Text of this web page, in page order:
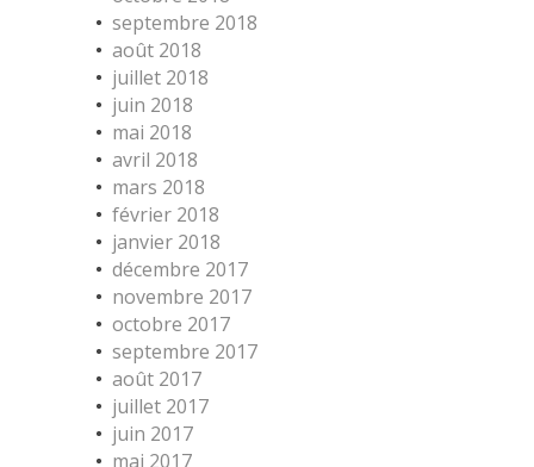
septembre 2018
août 2018
juillet 2018
juin 2018
mai 2018
avril 2018
mars 2018
février 2018
janvier 2018
décembre 2017
novembre 2017
octobre 2017
septembre 2017
août 2017
juillet 2017
juin 2017
mai 2017